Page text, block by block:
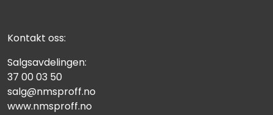
Kontakt oss:
Salgsavdelingen:
37 00 03 50
salg@nmsproff.no
www.nmsproff.no